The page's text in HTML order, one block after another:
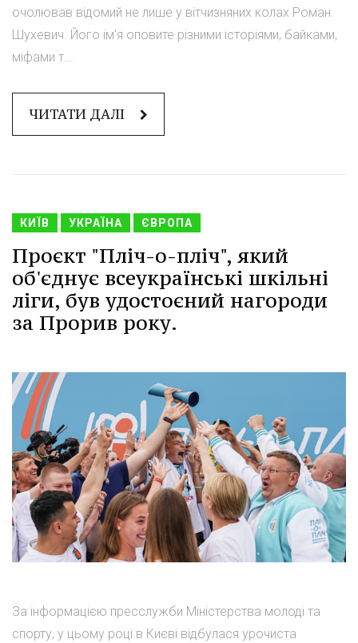
очолював відомий не лише у вітчизняних колах Роман
Шухевич. Його ім'я оповите різними історіями, байками,
міфами т...
ЧИТАТИ ДАЛІ
КИЇВ УКРАЇНА ЄВРОПА
Проєкт "Пліч-о-пліч", який
об'єднує всеукраїнські шкільні
ліги, був удостоєний нагороди
за Прорив року.
За інформацією пресслужби Міністерства молоді та
спорту, у цьому році в Києві відбулася урочиста